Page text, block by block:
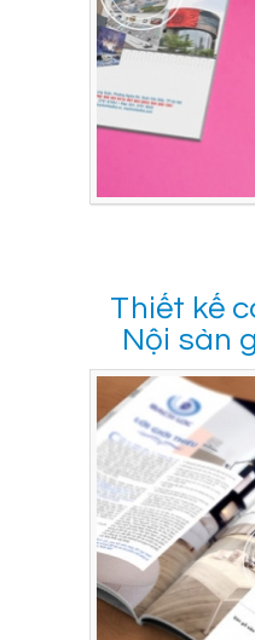
Thiết kế
Nội sàn